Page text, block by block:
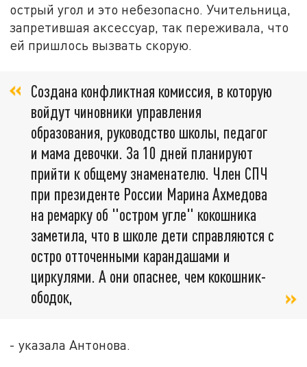
острый угол и это небезопасно. Учительница,
запретившая аксессуар, так переживала, что
ей пришлось вызвать скорую.
Создана конфликтная комиссия, в которую
войдут чиновники управления
образования, руководство школы, педагог
и мама девочки. За 10 дней планируют
прийти к общему знаменателю. Член СПЧ
при президенте России Марина Ахмедова
на ремарку об "остром угле" кокошника
заметила, что в школе дети справляются с
остро отточенными карандашами и
циркулями. А они опаснее, чем кокошник-
ободок,
- указала Антонова.